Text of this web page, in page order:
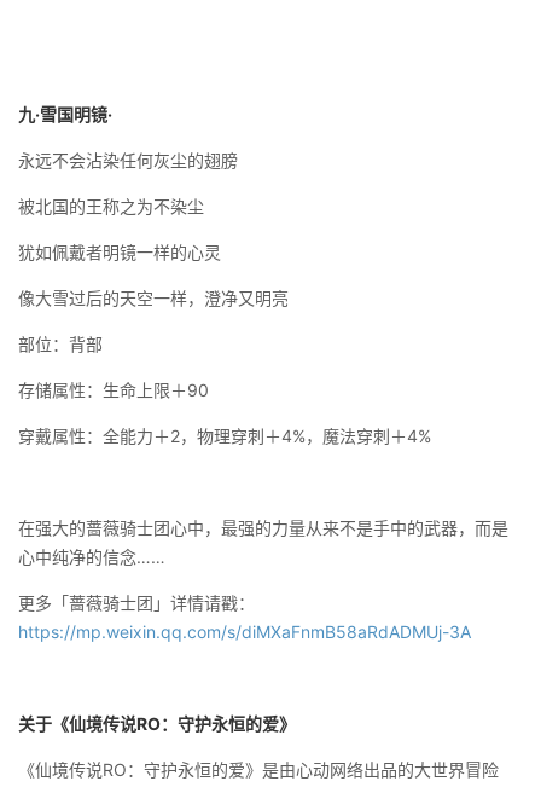
九·雪国明镜·
永远不会沾染任何灰尘的翅膀
被北国的王称之为不染尘
犹如佩戴者明镜一样的心灵
像大雪过后的天空一样，澄净又明亮
部位：背部
存储属性：生命上限＋90
穿戴属性：全能力＋2，物理穿刺＋4%，魔法穿刺＋4%
在强大的蔷薇骑士团心中，最强的力量从来不是手中的武器，而是
心中纯净的信念……
更多「蔷薇骑士团」详情请戳：
https://mp.weixin.qq.com/s/diMXaFnmB58aRdADMUj-3A
关于《仙境传说RO：守护永恒的爱》
《仙境传说RO：守护永恒的爱》是由心动网络出品的大世界冒险